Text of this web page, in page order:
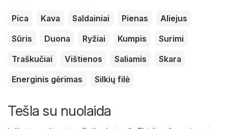
Pica Kava Saldainiai Pienas
Aliejus
Sūris
Duona Ryžiai Kumpis
Surimi
Traškučiai
Vištienos Saliamis
Skara
Energinis gėrimas
Silkių filė
Tešla su nuolaida